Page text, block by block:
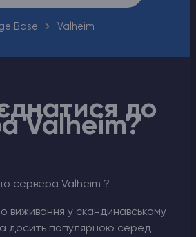
Base Valheim
до
Valheim?
сервера Valheim ?
виживання у скандинавському
досить популярною серед